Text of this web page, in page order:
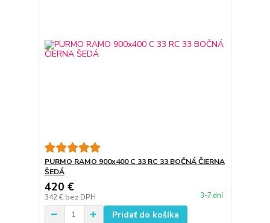
PURMO RAMO 900x400 C 33 RC 33 BOČNÁ ČIERNA
ŠEDÁ
420 €
342 € bez DPH 3-7 dní
Pridať do košíka